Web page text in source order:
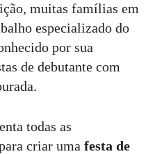
muitas famílias em
especializado do
por sua
de debutante com
todas as
criar uma festa de